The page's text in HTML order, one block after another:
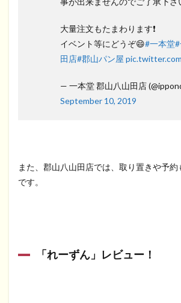
大量注文もたまわります❗️
イベント等にどうぞ😄#一本堂
田店#郡山パン屋
— 一本堂 郡山八山田店
September 10, 2019
また、郡山八山田店では、取り置きや予約
です。
「れーずん」レビュー！